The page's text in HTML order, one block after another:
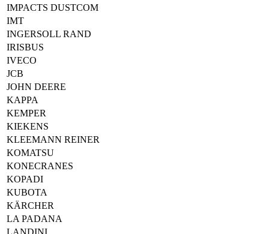
IMPACTS DUSTCOM
IMT
INGERSOLL RAND
IRISBUS
IVECO
JCB
JOHN DEERE
KAPPA
KEMPER
KIEKENS
KLEEMANN REINER
KOMATSU
KONECRANES
KOPADI
KUBOTA
KÄRCHER
LA PADANA
LANDINI